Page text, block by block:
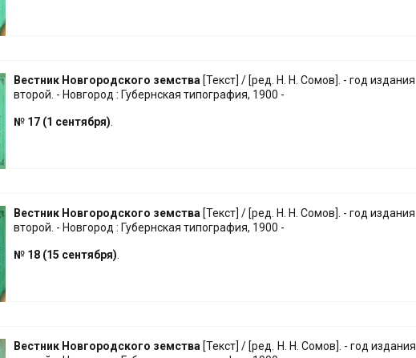
Вестник Новгородского земства [Текст] / [ред. Н. Н. Сомов]. - год издания
второй. - Новгород : Губернская типография, 1900 -
№ 17 (1 сентября)
Вестник Новгородского земства [Текст] / [ред. Н. Н. Сомов]. - год издания
второй. - Новгород : Губернская типография, 1900 -
№ 18 (15 сентября)
Вестник Новгородского земства [Текст] / [ред. Н. Н. Сомов]. - год издания